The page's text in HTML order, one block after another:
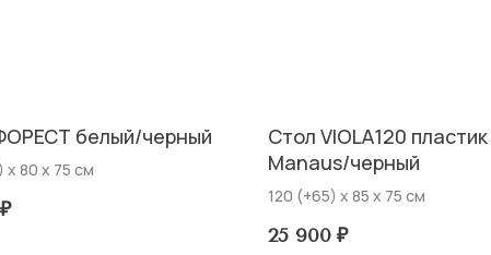
белый/черный
80 х 75 см
₽
Стол VIOLA120 пластик
Manaus/черный
120 (+65) х 85 х 75 см
25 900 ₽